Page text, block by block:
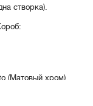
створка).
(Матовый хром),